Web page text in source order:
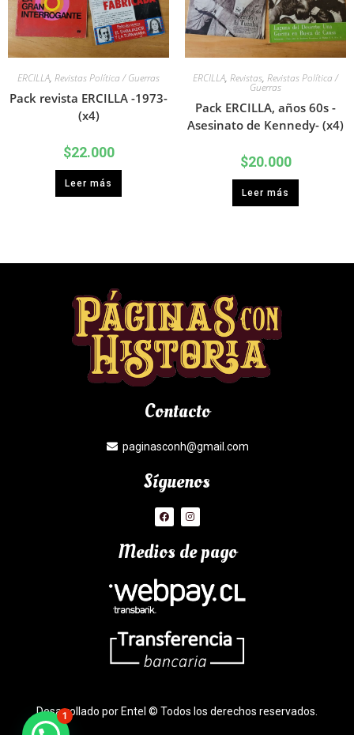
ERCILLA, Revistas Política / Guerras
Pack revista ERCILLA -1973-
(x4)
$22.000
Leer más
ERCILLA, Revistas, Revistas Política /
Guerras
Pack ERCILLA, años 60s -
Asesinato de Kennedy- (x4)
$20.000
Leer más
Contacto
paginasconh@gmail.com
Síguenos
Medios de pago
Desarrollado por Entel © Todos los derechos reservados.
1